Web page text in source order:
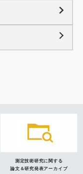
測定技術研究に関する
論文＆研究発表アーカイブ